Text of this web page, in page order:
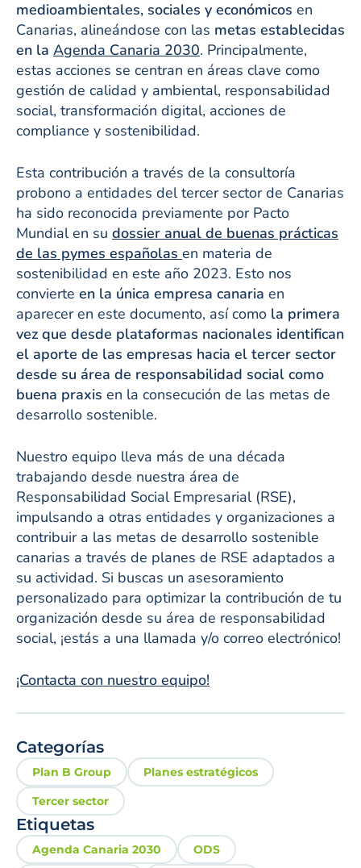
medioambientales, sociales y económicos en
Canarias, alineándose con las metas establecidas
en la Agenda Canaria 2030. Principalmente,
estas acciones se centran en áreas clave como
gestión de calidad y ambiental, responsabilidad
social, transformación digital, acciones de
compliance y sostenibilidad.
Esta contribución a través de la consultoría
probono a entidades del tercer sector de Canarias
ha sido reconocida previamente por Pacto
Mundial en su dossier anual de buenas prácticas
de las pymes españolas en materia de
sostenibilidad en este año 2023. Esto nos
convierte en la única empresa canaria en
aparecer en este documento, así como la primera
vez que desde plataformas nacionales identifican
el aporte de las empresas hacia el tercer sector
desde su área de responsabilidad social como
buena praxis en la consecución de las metas de
desarrollo sostenible.
Nuestro equipo lleva más de una década
trabajando desde nuestra área de
Responsabilidad Social Empresarial (RSE),
impulsando a otras entidades y organizaciones a
contribuir a las metas de desarrollo sostenible
canarias a través de planes de RSE adaptados a
su actividad. Si buscas un asesoramiento
personalizado para optimizar la contribución de tu
organización desde su área de responsabilidad
social, ¡estás a una llamada y/o correo electrónico!
¡Contacta con nuestro equipo!
Categorías
Plan B Group
Planes estratégicos
Tercer sector
Etiquetas
Agenda Canaria 2030
ODS